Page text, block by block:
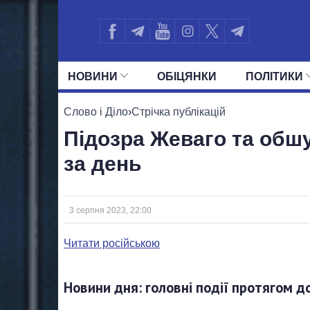
НОВИНИ ОБIЦЯНКИ ПОЛIТИКИ
УСІ ПОЛІТИКИ
Слово і Діло›Стрічка публікацій
Підозра Жеваго та
за день
3 серпня 2023, 22:00
Читати російською
Новини дня: головні події протягом